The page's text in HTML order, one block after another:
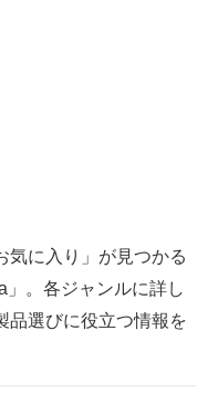
気に入り」が見つかる
。各ジャンルに詳し
品選びに役立つ情報を